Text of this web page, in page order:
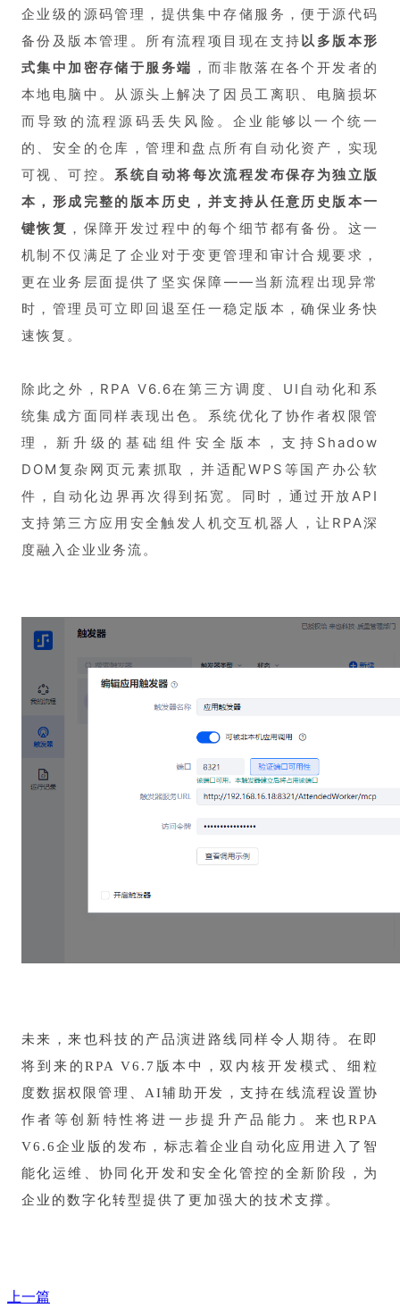
企业级的源码管理，提供集中存储服务，便于源代码
备份及版本管理。所有流程项目现在支持以多版本形
式集中加密存储于服务端 ，而非散落在各个开发者的
本地电脑中。从源头上解决了因员工离职、电脑损坏
而导致的流程源码丢失风险。企业能够以一个统一
的、安全的仓库，管理和盘点所有自动化资产，实现
可视、可控。系统自动将每次流程发布保存为独立版
本，形成完整的版本历史，并支持从任意历史版本一
键恢复 ，保障开发过程中的每个细节都有备份。这一
机制不仅满足了企业对于变更管理和审计合规要求，
更在业务层面提供了坚实保障——当新流程出现异常
时，管理员可立即回退至任一稳定版本，确保业务快
速恢复。
除此之外，RPA V6.6在第三方调度、UI自动化和系
统集成方面同样表现出色。系统优化了协作者权限管
理，新升级的基础组件安全版本，支持Shadow
DOM复杂网页元素抓取，并适配WPS等国产办公软
件，自动化边界再次得到拓宽。同时，通过开放API
支持第三方应用安全触发人机交互机器人，让RPA深
度融入企业业务流。
未来，来也科技的产品演进路线同样令人期待。在即
将到来的RPA V6.7版本中，双内核开发模式、细粒
度数据权限管理、AI辅助开发，支持在线流程设置协
作者等创新特性将进一步提升产品能力。来也RPA
V6.6企业版的发布，标志着企业自动化应用进入了智
能化运维、协同化开发和安全化管控的全新阶段，为
企业的数字化转型提供了更加强大的技术支撑。
上一篇